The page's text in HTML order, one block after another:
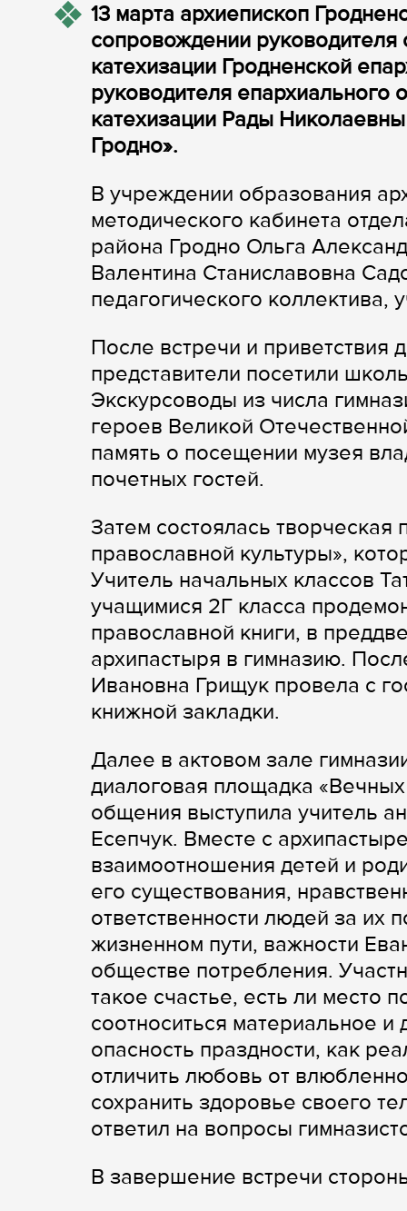
13 марта архиепископ
сопровождении руководителя
катехизации Гродненской
руководителя епархиального
катехизации Рады
Гродно».
В учреждении образования
методического кабинета
района Гродно Ольга
Валентина Станиславовна
педагогического коллектива,
После встречи и приветствия
представители посетили
Экскурсоводы из числа
героев Великой
память о посещении музея
почетных гостей.
Затем состоялась
православной культуры»,
Учитель начальных классов
учащимися 2Г класса
православной книги, в
архипастыря в гимназию.
Ивановна Грищук провела с
книжной закладки.
Далее в актовом зале
диалоговая площадка
общения выступила учитель
Есепчук. Вместе с
взаимоотношения детей и
его существования,
ответственности людей за их
жизненном пути, важности
обществе потребления.
такое счастье, есть ли место
соотноситься материальное
опасность праздности, как
отличить любовь от
сохранить здоровье своего
ответил на вопросы
В завершение встречи